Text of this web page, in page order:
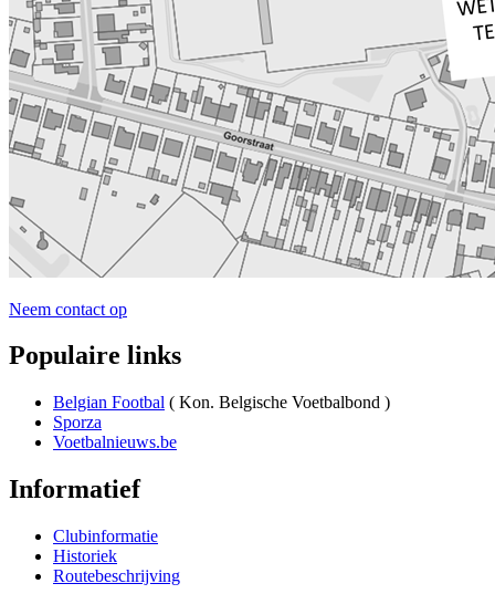
Neem contact op
Populaire links
Belgian Footbal ( Kon. Belgische Voetbalbond )
Sporza
Voetbalnieuws.be
Informatief
Clubinformatie
Historiek
Routebeschrijving